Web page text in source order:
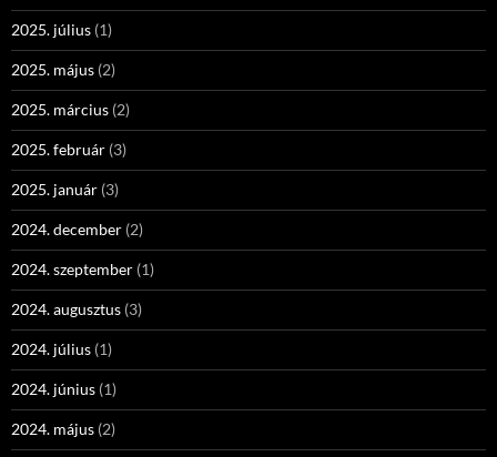
2025. július (1)
2025. május (2)
2025. március (2)
2025. február (3)
2025. január (3)
2024. december (2)
2024. szeptember (1)
2024. augusztus (3)
2024. július (1)
2024. június (1)
2024. május (2)